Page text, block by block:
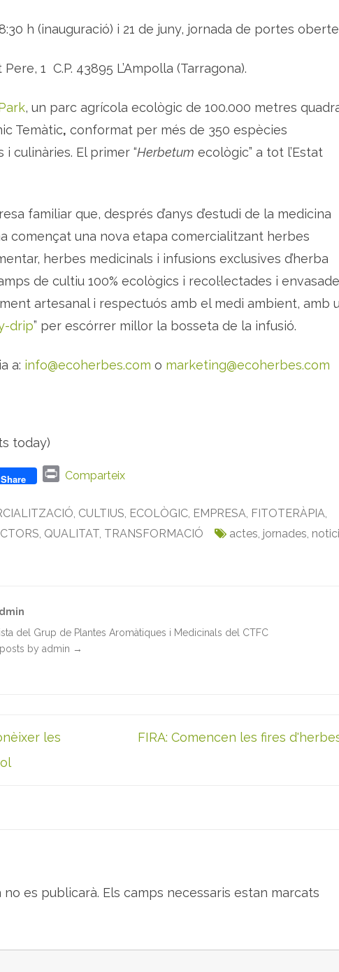
a
E
o
h
r
r
a
'
A
p
l
a
h (inauguració) i 21 de juny, jornada de portes
1 C.P. 43895 L’Ampolla (Tarragona).
, un parc agrícola ecològic de 100.000 metres
Temàtic, conformat per més de 350 espècies
i culinàries. El primer “Herbetum ecològic” a tot l’Estat
familiar que, després d’anys d’estudi de la medicina
començat una nova etapa comercialitzant herbes
herbes medicinals i infusions exclusives d’herba
de cultiu 100% ecològics i recol·lectades i
artesanal i respectuós amb el medi ambient, amb
drip” per escórrer millor la bosseta de la infusió.
a: info@ecoherbes.com o marketing@ecoherbes.com
today)
Share
P
i
t
Comparteix
, CULTIUS, ECOLÒGIC, EMPRESA, FITOTERÀPIA,
, QUALITAT, TRANSFORMACIÓ actes, jornades,
del Grup de Plantes Aromàtiques i Medicinals del CTFC
by admin →
les
FIRA: Comencen les fires
es publicarà. Els camps necessaris estan marcats